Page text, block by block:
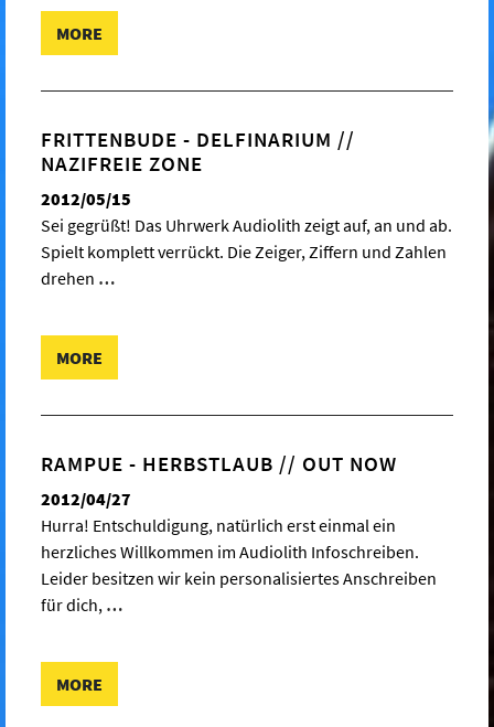
MORE
FRITTENBUDE - DELFINARIUM //
NAZIFREIE ZONE
2012/05/15
Sei gegrüßt! Das Uhrwerk Audiolith zeigt auf, an und ab.
Spielt komplett verrückt. Die Zeiger, Ziffern und Zahlen
drehen …
MORE
RAMPUE - HERBSTLAUB // OUT NOW
2012/04/27
Hurra! Entschuldigung, natürlich erst einmal ein
herzliches Willkommen im Audiolith Infoschreiben.
Leider besitzen wir kein personalisiertes Anschreiben
für dich, …
MORE